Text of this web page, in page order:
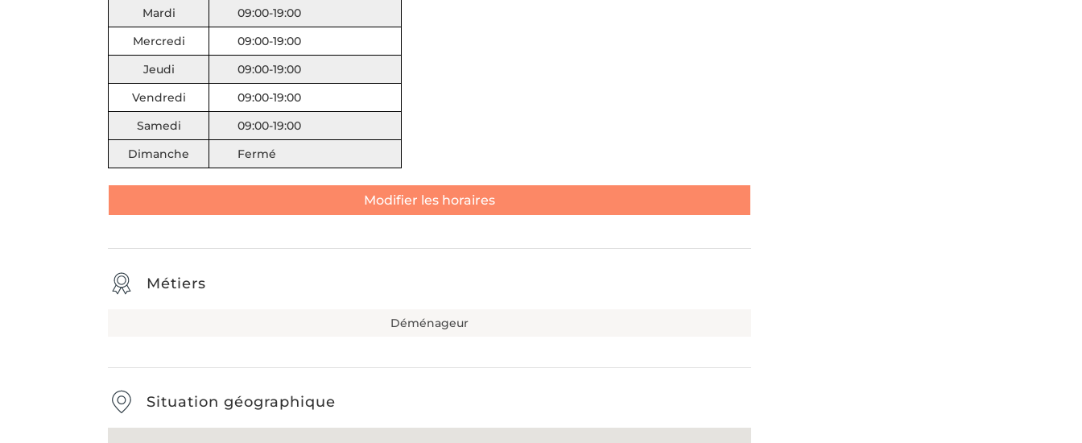
Mardi
09:00-19:00
Mercredi
09:00-19:00
Jeudi
09:00-19:00
Vendredi
09:00-19:00
Samedi
09:00-19:00
Dimanche
Fermé
Modifier les horaires
Métiers
Déménageur
Situation géographique